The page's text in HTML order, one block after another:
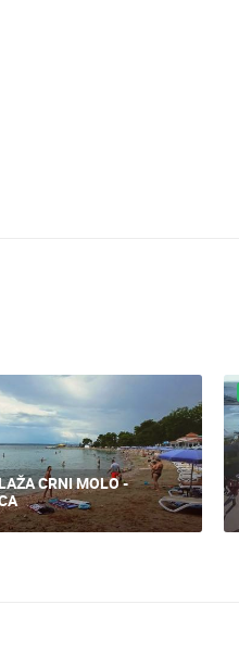
CRNI MOLO -